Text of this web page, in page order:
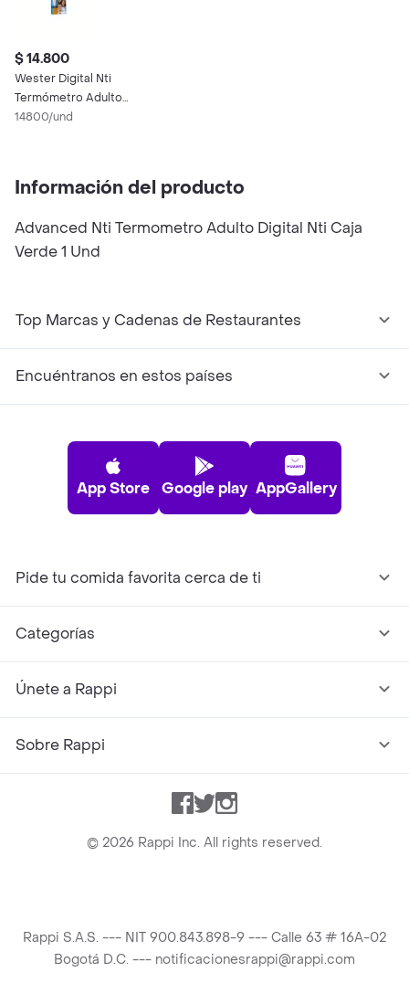
$ 14.800
Wester Digital Nti
Termómetro Adulto
Azul
14800/und
Información del producto
Advanced Nti Termometro Adulto Digital Nti Caja
Verde 1 Und
Top Marcas y Cadenas de Restaurantes
Encuéntranos en estos países
App Store Google play AppGallery
Pide tu comida favorita cerca de ti
Categorías
Únete a Rappi
Sobre Rappi
Facebook
TwitterInstagram
© 2026 Rappi Inc. All rights reserved.
Rappi S.A.S. --- NIT 900.843.898-9 --- Calle 63 # 16A-02
Bogotá D.C. --- notificacionesrappi@rappi.com